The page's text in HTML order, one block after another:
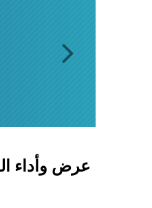
عرض وأداء